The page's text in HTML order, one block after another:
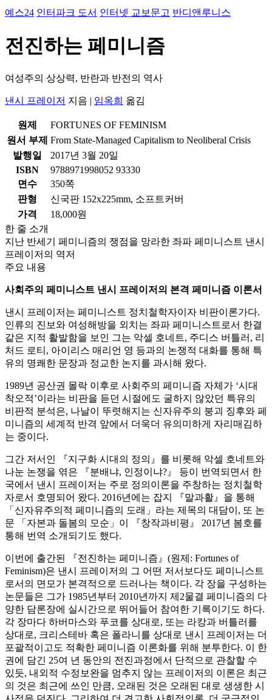
예스24 인터파크 도서 인터넷 교보문고 반디앤루니스
전진하는 페미니즘
여성주의 상상력, 반란과 반전의 역사
낸시 프레이저 지음 | 임옥희 옮김
원제
FORTUNES OF FEMINISM
원서 부제 From State-Managed Capitalism to Neoliberal Crisis
발행일
2017년 3월 20일
ISBN
9788971998052 93330
면수
350쪽
판형
신국판 152x225mm, 소프트커버
가격
18,000원
한 줄 소개
지난 반세기 페미니즘의 쟁점을 망라한 좌파 페미니스트 낸시
프레이저의 역저
주요 내용
사회주의 페미니스트 낸시 프레이저의 본격 페미니즘 이론서
낸시 프레이저는 페미니스트 정치철학자이자 비판이론가다.
인류의 진보와 여성해방을 외치는 좌파 페미니스트로서 한결
같은 지적 활발함을 보인 그는 악셀 호네트, 주디스 버틀러, 리
처드 로티, 아이리스 매리언 영 등과의 논쟁적 대화를 통해 특
유의 명쾌한 문장과 정교한 논지를 과시해 왔다.
1989년 공산권 몰락 이후로 사회주의 페미니즘 자체가 ‘시대
착오적’이라는 비판을 듣던 시절에도 굴하지 않았던 특유의
비판적 분석은, 나날이 뚜렷해지는 신자유주의 붕괴 징후와 페
미니즘의 세계적 반격 앞에서 더욱더 유의미하게 자리매김하
는 중이다.
그간 저서인 『지구화 시대의 정의』를 비롯해 악셀 호네트와
나눈 논쟁을 엮은 『분배냐, 인정이냐?』 등이 번역되면서 한
국에서 낸시 프레이저는 주로 정의이론을 주창하는 정치철학
자로서 호명되어 왔다. 2016년에는 잡지 『말과활』을 통해
「신자유주의적 페미니즘의 도래」라는 제목의 대담이, 또 논
문 「자본과 돌봄의 모순」이 『창작과비평』 2017년 봄호를
통해 번역 소개되기도 했다.
이번에 출간된 『전진하는 페미니즘』(원제: Fortunes of
Feminism)은 낸시 프레이저의 그 어떤 저서보다도 페미니스트
로서의 면모가 본격적으로 드러나는 책이다. 각 장을 구성하는
논문들은 그가 1985년부터 2010년까지 제2물결 페미니즘의 다
양한 담론장에 실시간으로 뛰어들어 참여한 기록이기도 하다.
각 장마다 하버마스와 푸코를 상대로, 또는 라캉과 버틀러를
상대로, 크리스테바 혹은 폴라니를 상대로 낸시 프레이저는 더
포괄적이고도 적확한 페미니즘 이론화를 위해 분투한다. 이 한
권에 담긴 25여 년 동안의 전진과정에서 단적으로 관찰할 수
있듯, 내외적 수정보완을 멈추지 않는 프레이저의 이론은 최근
의 것은 최근에 쓰인 만큼, 오래된 것은 오래된 대로 생생한 시